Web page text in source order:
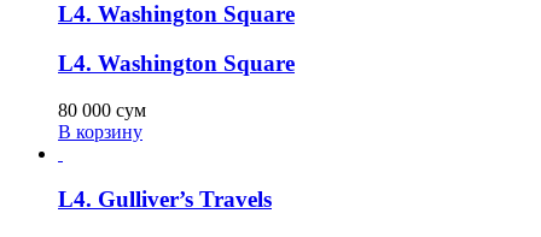
L4. Washington Square
L4. Washington Square
80 000 сум
В корзину
L4. Gulliver’s Travels